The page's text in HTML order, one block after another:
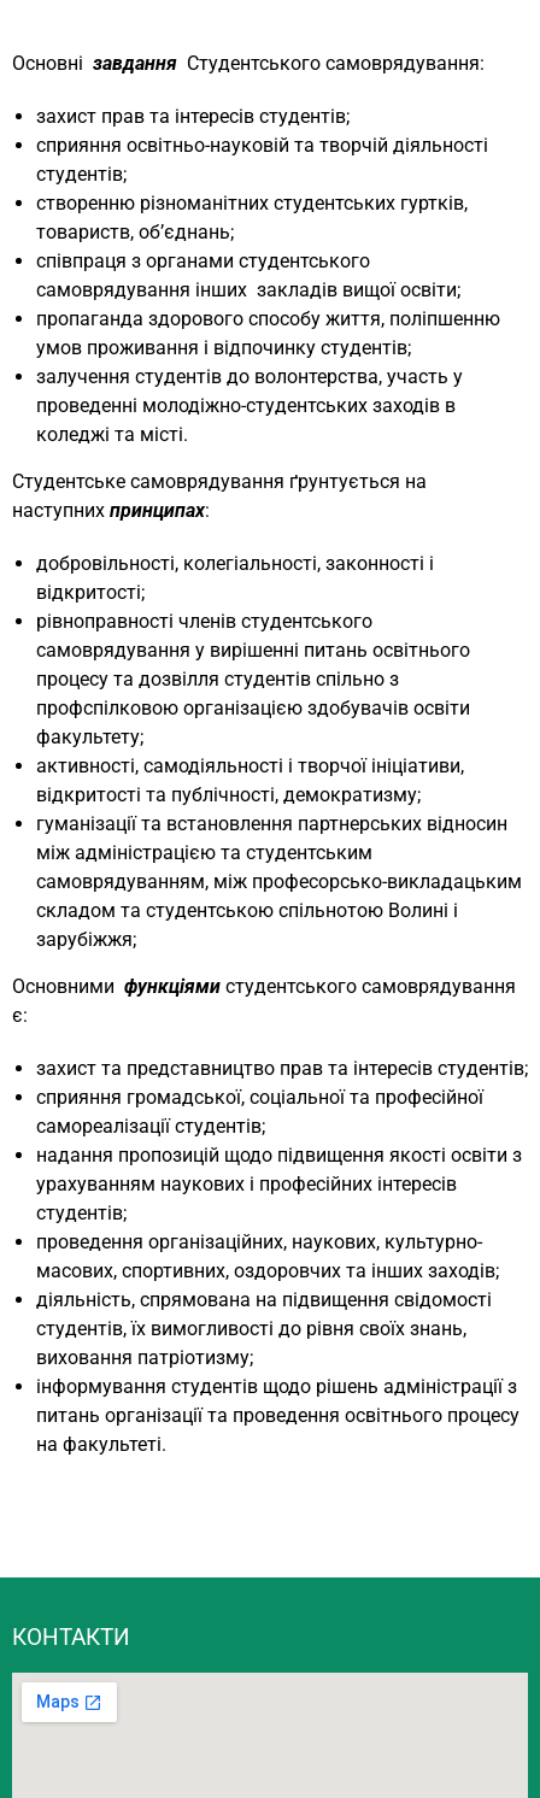
Основні завдання Студентського самоврядування:
захист прав та інтересів студентів;
сприяння освітньо-науковій та творчій діяльності
студентів;
створенню різноманітних студентських гуртків,
товариств, об’єднань;
співпраця з органами студентського
самоврядування інших закладів вищої освіти;
пропаганда здорового способу життя, поліпшенню
умов проживання і відпочинку студентів;
залучення студентів до волонтерства, участь у
проведенні молодіжно-студентських заходів в
коледжі та місті.
Студентське самоврядування ґрунтується на
наступних принципах:
добровільності, колегіальності, законності і
відкритості;
рівноправності членів студентського
самоврядування у вирішенні питань освітнього
процесу та дозвілля студентів спільно з
профспілковою організацією здобувачів освіти
факультету;
активності, самодіяльності і творчої ініціативи,
відкритості та публічності, демократизму;
гуманізації та встановлення партнерських відносин
між адміністрацією та студентським
самоврядуванням, між професорсько-викладацьким
складом та студентською спільнотою Волині і
зарубіжжя;
Основними функціями студентського самоврядування
є:
захист та представництво прав та інтересів студентів;
сприяння громадської, соціальної та професійної
самореалізації студентів;
надання пропозицій щодо підвищення якості освіти з
урахуванням наукових і професійних інтересів
студентів;
проведення організаційних, наукових, культурно-
масових, спортивних, оздоровчих та інших заходів;
діяльність, спрямована на підвищення свідомості
студентів, їх вимогливості до рівня своїх знань,
виховання патріотизму;
інформування студентів щодо рішень адміністрації з
питань організації та проведення освітнього процесу
на факультеті.
КОНТАКТИ